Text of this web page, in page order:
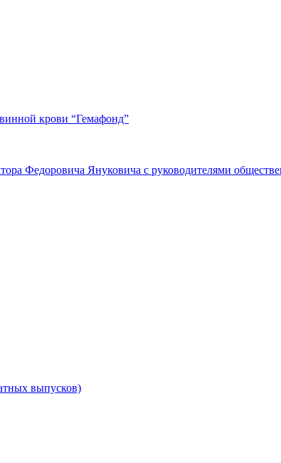
крови “Гемафонд”
Федоровича Януковича с руководителями
выпусков)